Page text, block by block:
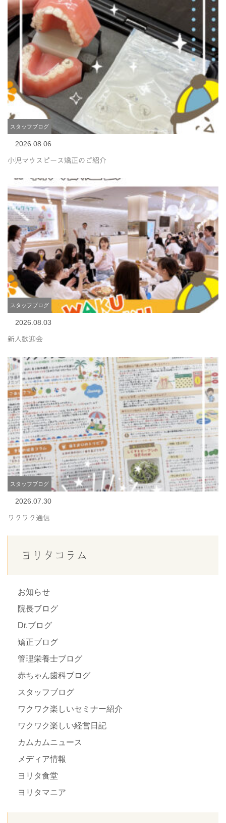
スタッフブログ
2026.08.06
小児マウスピース矯正のご紹介
スタッフブログ
2026.08.03
新人歓迎会
スタッフブログ
2026.07.30
ワクワク通信
ヨリタコラム
お知らせ
院長ブログ
Dr.ブログ
矯正ブログ
管理栄養士ブログ
赤ちゃん歯科ブログ
スタッフブログ
ワクワク楽しいセミナー紹介
ワクワク楽しい経営日記
カムカムニュース
メディア情報
ヨリタ食堂
ヨリタマニア